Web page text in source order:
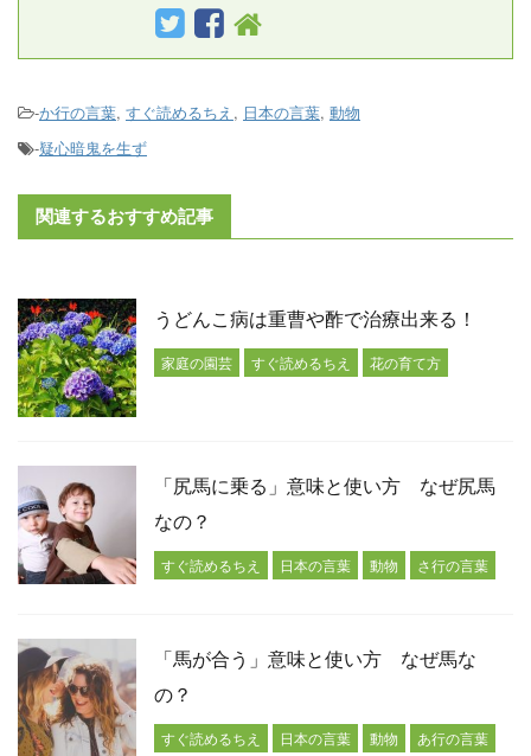
-か行の言葉, すぐ読めるちえ , 日本の言葉, 動物
-疑心暗鬼を生ず
関連するおすすめ記事
うどんこ病は重曹や酢で治療出来る！
家庭の園芸 すぐ読めるちえ 花の育て方
「尻馬に乗る」意味と使い方 なぜ尻馬
なの？
すぐ読めるちえ 日本の言葉 動物 さ行の言葉
「馬が合う」意味と使い方 なぜ馬な
の？
すぐ読めるちえ 日本の言葉 動物 あ行の言葉